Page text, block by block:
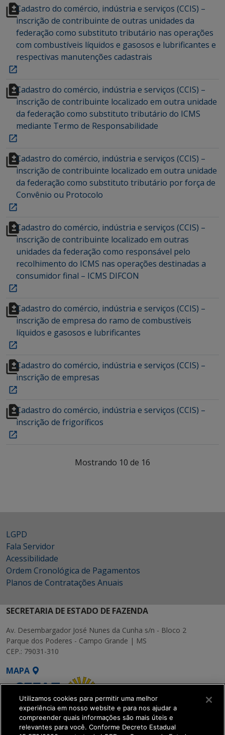
Cadastro do comércio, indústria e serviços (CCIS) –
inscrição de contribuinte de outras unidades da
federação como substituto tributário nas operações
com combustíveis líquidos e gasosos e lubrificantes e
respectivas manutenções cadastrais
Cadastro do comércio, indústria e serviços (CCIS) –
inscrição de contribuinte localizado em outra unidade
da federação como substituto tributário do ICMS
mediante Termo de Responsabilidade
Cadastro do comércio, indústria e serviços (CCIS) –
inscrição de contribuinte localizado em outra unidade
da federação como substituto tributário por força de
Convênio ou Protocolo
Cadastro do comércio, indústria e serviços (CCIS) –
inscrição de contribuinte localizado em outras
unidades da federação como responsável pelo
recolhimento do ICMS nas operações destinadas a
consumidor final – ICMS DIFCON
Cadastro do comércio, indústria e serviços (CCIS) –
inscrição de empresa do ramo de combustíveis
líquidos e gasosos e lubrificantes
Cadastro do comércio, indústria e serviços (CCIS) –
inscrição de empresas
Cadastro do comércio, indústria e serviços (CCIS) –
inscrição de frigoríficos
Mostrando 10 de 16
LGPD
Fala Servidor
Acessibilidade
Ordem Cronológica de Pagamentos
Planos de Contratações Anuais
SECRETARIA DE ESTADO DE FAZENDA
Av. Desembargador José Nunes da Cunha s/n - Bloco 2
Parque dos Poderes - Campo Grande | MS
CEP.: 79031-310
MAPA
Utilizamos cookies para permitir uma melhor
experiência em nosso website e para nos ajudar a
compreender quais informações são mais úteis e
relevantes para você. Conforme Decreto Estadual